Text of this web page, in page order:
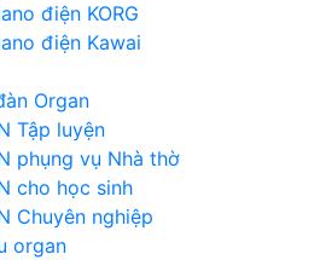
điện KORG
điện Kawai
Organ
Tập luyện
phụng vụ Nhà thờ
cho học sinh
Chuyên nghiệp
organ